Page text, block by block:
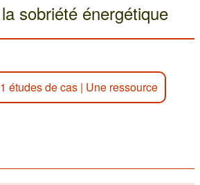
sobriété énergétique
études de cas | Une ressource